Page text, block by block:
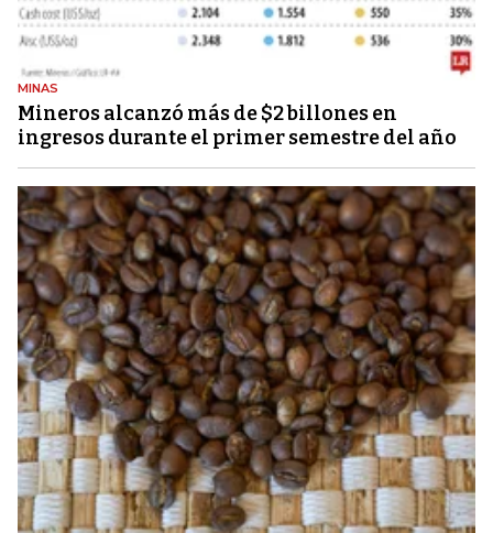
MINAS
Mineros alcanzó más de $2 billones en
ingresos durante el primer semestre del año